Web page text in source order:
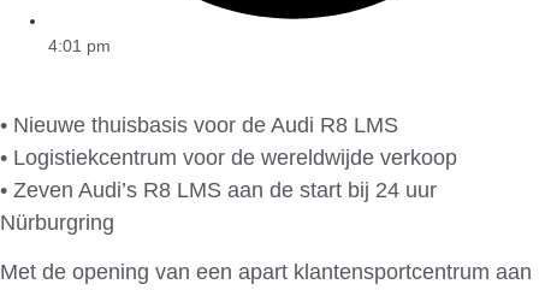
4:01 pm
• Nieuwe thuisbasis voor de Audi R8 LMS
• Logistiekcentrum voor de wereldwijde verkoop
• Zeven Audi’s R8 LMS aan de start bij 24 uur
Nürburgring
Met de opening van een apart klantensportcentrum aan